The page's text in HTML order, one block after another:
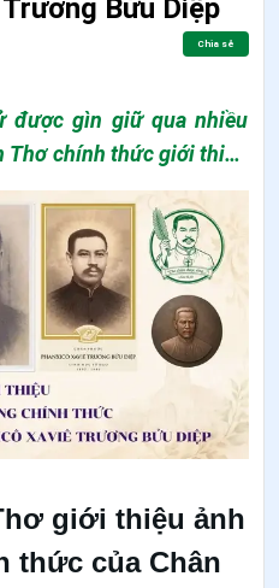
Bửu Diệp
Chia sẻ
thức giới thiệu
Phanxicô Xaviê Trương
nhất. Đây không chỉ là
thức để tôn kính trong
để
mạo vị mục tử tử đạo
đầy dấu ấn quan
hành trình lưu giữ,
giới thiệu ảnh
thức của Chân